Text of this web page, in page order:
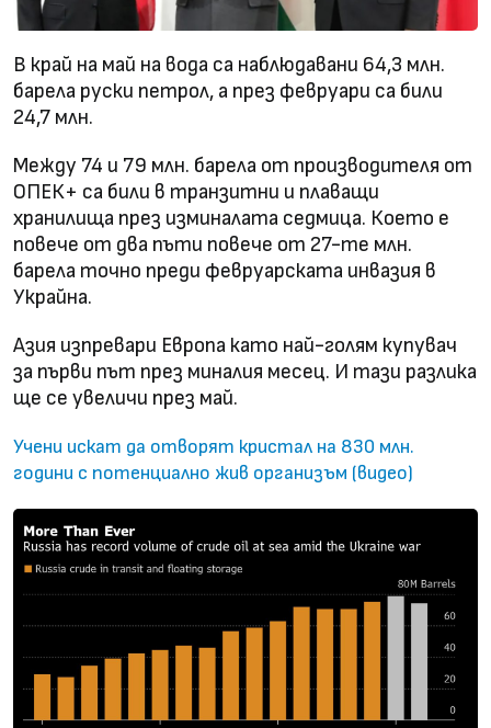
В край на май на вода са наблюдавани 64,3 млн.
барела руски петрол, а през февруари са били
24,7 млн.
Между 74 и 79 млн. барела от производителя от
ОПЕК+ са били в транзитни и плаващи
хранилища през изминалата седмица. Което е
повече от два пъти повече от 27-те млн.
барела точно преди февруарската инвазия в
Украйна.
Азия изпревари Европа като най-голям купувач
за първи път през миналия месец. И тази разлика
ще се увеличи през май.
Учени искат да отворят кристал на 830 млн.
години с потенциално жив организъм (видео)